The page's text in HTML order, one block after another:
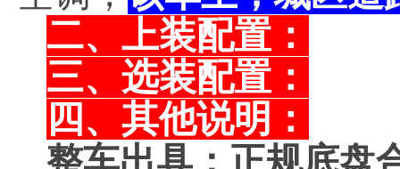
二、上装配置：
三、选装配置：
四、其他说明：